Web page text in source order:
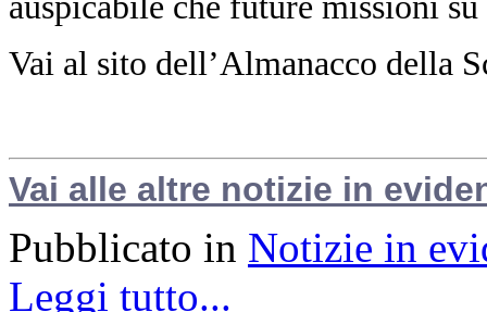
Vai al sito dell’Almanacco della
Vai alle altre notizie in
Pubblicato in Notizie in
Leggi tutto...